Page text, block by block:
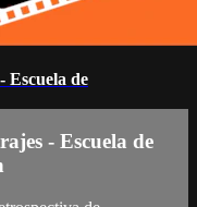
Escuela de
- Escuela de